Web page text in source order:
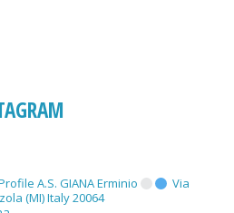
A.S. GIANA Erminio
Via
(MI) Italy 20064